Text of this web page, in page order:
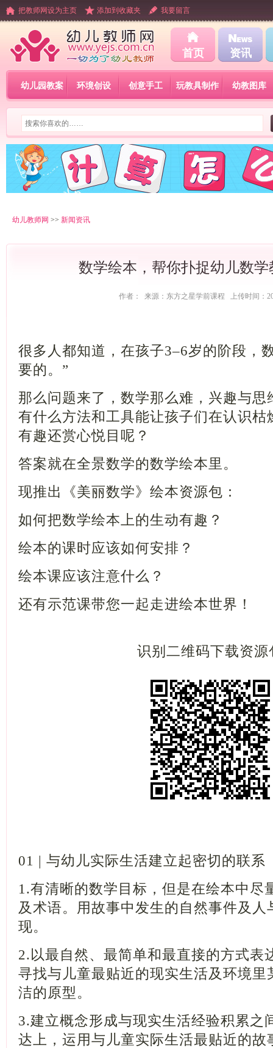
把教师网设为主页 添加到收藏夹 我要留言
首页 资讯
幼儿园教案 环境创设 创意手工 玩教具制作 幼教图库
幼儿教师网 >> 新闻资讯
数学绘本，帮你扑捉幼儿数学
作者： 来源：东方之星学前课程 上传时间：
很多人都知道，在孩子3–6岁的阶段，
要的。”
那么问题来了，数学那么难，兴趣与思
有什么方法和工具能让孩子们在认识枯
有趣还赏心悦目呢？
答案就在全景数学的数学绘本里。
现推出《美丽数学》绘本资源包：
如何把数学绘本上的生动有趣？
绘本的课时应该如何安排？
绘本课应该注意什么？
还有示范课带您一起走进绘本世界！
识别二维码下载资源
01 | 与幼儿实际生活建立起密切的联系
1.有清晰的数学目标，但是在绘本中尽
及术语。用故事中发生的自然事件及
现。
2.以最自然、最简单和最直接的方式表
寻找与儿童最贴近的现实生活及环境里
洁的原型。
3.建立概念形成与现实生活经验积累之
达上，运用与儿童实际生活最贴近的故